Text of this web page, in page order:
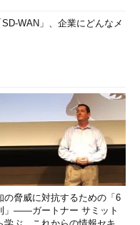
WAN」、企業にどんなメ
の脅威に対抗するための「6
」――ガートナー サミット